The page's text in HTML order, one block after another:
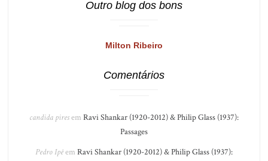
Outro blog dos bons
Milton Ribeiro
Comentários
candida piresem Ravi Shankar (1920-2012) & Philip Glass (1937):
Passages
Pedro Ipêem Ravi Shankar (1920-2012) & Philip Glass (1937):